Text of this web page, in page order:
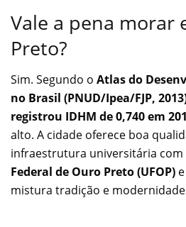
Vale a pena morar
Preto?
Sim. Segundo o Atlas do
no Brasil (PNUD/Ipea/FJP,
registrou IDHM de 0,740 em
alto. A cidade oferece boa
infraestrutura universitária com
Federal de Ouro Preto (UFOP)
mistura tradição e